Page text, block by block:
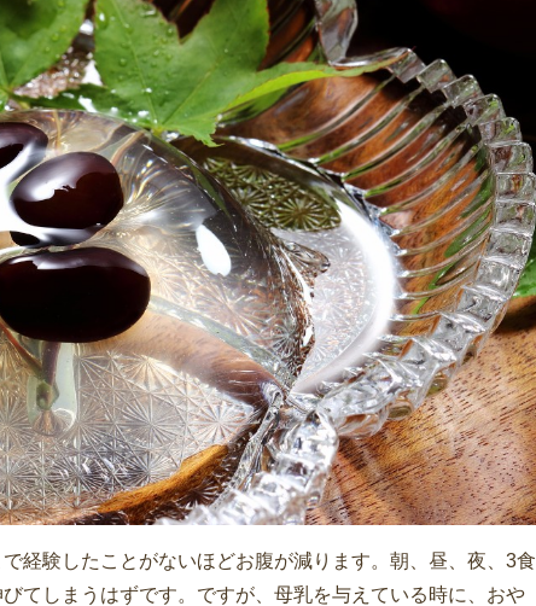
経験したことがないほどお腹が減ります。朝、昼、夜、3食
てしまうはずです。ですが、母乳を与えている時に、おや